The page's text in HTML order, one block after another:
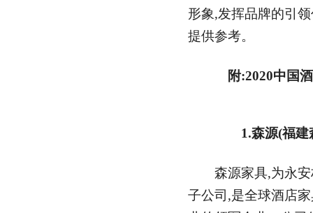
形象,发挥品牌的引
提供参考。
附:2020中国
1.森源(福建
森源家具,为永安
子公司,是全球酒店